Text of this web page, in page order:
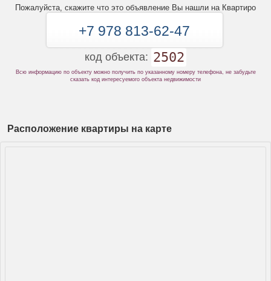
Пожалуйста, скажите что это объявление Вы нашли на Квартиро
+7 978 813-62-47
код объекта: 2502
Всю информацию по объекту можно получить по указанному номеру телефона, не забудьте
сказать код интересуемого объекта недвижимости
Расположение квартиры на карте